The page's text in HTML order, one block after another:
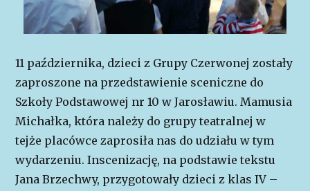
11 października, dzieci z Grupy Czerwonej zostały
zaproszone na przedstawienie sceniczne do
Szkoły Podstawowej nr 10 w Jarosławiu. Mamusia
Michałka, która należy do grupy teatralnej w
tejże placówce zaprosiła nas do udziału w tym
wydarzeniu. Inscenizację, na podstawie tekstu
Jana Brzechwy, przygotowały dzieci z klas IV –